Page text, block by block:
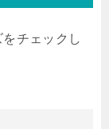
チェックし